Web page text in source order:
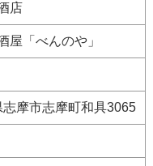
店
屋「べんのや」
摩市志摩町和具3065